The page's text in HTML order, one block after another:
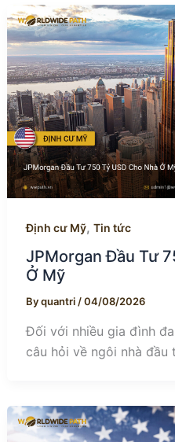
Định cư Mỹ, Tin tức
JPMorgan Đầu Tư
Ở Mỹ
Byquantri/04/08/2026
Đối với nhiều gia đình
câu hỏi về ngôi nhà đầu